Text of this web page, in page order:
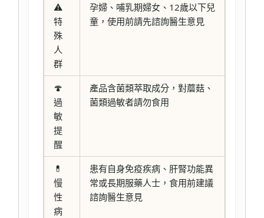
⚠️
特
殊
人
群
孕婦、哺乳期婦女、12歲以下兒
童，使用前請先諮詢醫生意見
🍄
過
敏
提
醒
產品含菌類萃取成分，對蘑菇、
菌類過敏者請勿食用
💊
慢
性
病
患有自身免疫疾病、肝腎功能異
常或長期服藥人士，食用前建議
諮詢醫生意見